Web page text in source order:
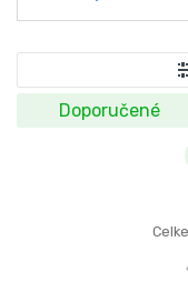
Doporučené